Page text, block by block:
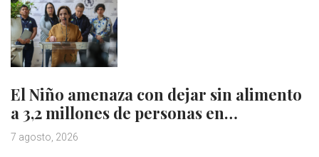
El Niño amenaza con dejar sin alimento
a 3,2 millones de personas en…
7 agosto, 2026